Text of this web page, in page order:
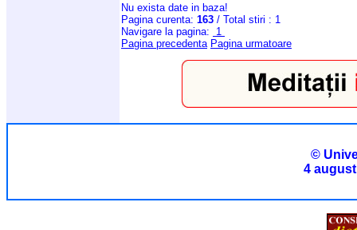
Nu exista date in baza!
Pagina curenta: 163 / Total stiri : 1
Navigare la pagina:
1
Pagina precedenta Pagina urmatoare
©
4